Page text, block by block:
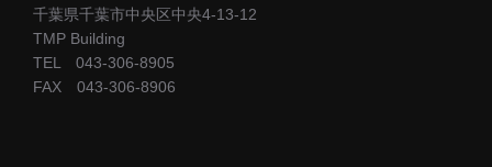
千葉県千葉市中央区中央4-13-12
TMP Building
TEL 043-306-8905
FAX 043-306-8906